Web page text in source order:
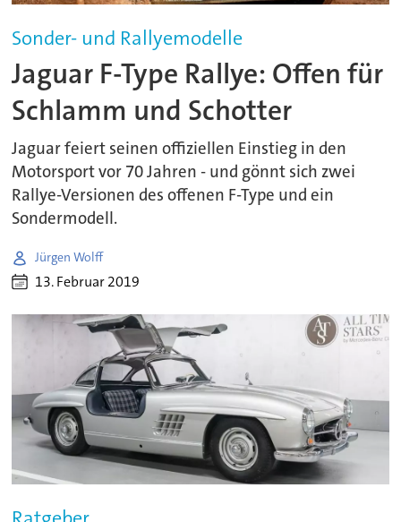
Sonder- und Rallyemodelle
Jaguar F-Type Rallye: Offen für
Schlamm und Schotter
Jaguar feiert seinen offiziellen Einstieg in den
Motorsport vor 70 Jahren - und gönnt sich zwei
Rallye-Versionen des offenen F-Type und ein
Sondermodell.
Jürgen Wolff
13. Februar 2019